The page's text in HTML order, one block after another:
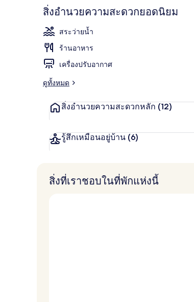
สิ่งอำนวยความสะดวกยอดนิยม
สระว่ายน้ำ
ร้านอาหาร
เครื่องปรับอากาศ
ดูทั้งหมด
สิ่งอำนวยความสะดวกหลัก (12)
รู้สึกเหมือนอยู่บ้าน (6)
สิ่งที่เราชอบในที่พักแห่งนี้